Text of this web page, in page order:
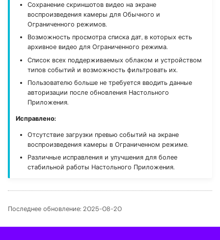
Сохранение скриншотов видео на экране
воспроизведения камеры для Обычного и
Ограниченного режимов.
Возможность просмотра списка дат, в которых есть
архивное видео для Ограниченного режима.
Список всех поддерживаемых облаком и устройством
типов событий и возможность фильтровать их.
Пользователю больше не требуется вводить данные
авторизации после обновления Настольного
Приложения.
Исправлено:
Отсутствие загрузки превью событий на экране
воспроизведения камеры в Ограниченном режиме.
Различные исправления и улучшения для более
стабильной работы Настольного Приложения.
Последнее обновление: 2025-08-20